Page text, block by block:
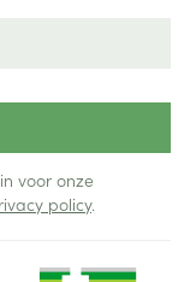
voor onze
policy.